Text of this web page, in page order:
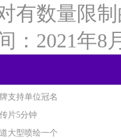
公司
司
司
限公司
司
有数量限
2021年8
支持单位冠名
片5分钟
大型喷绘一个